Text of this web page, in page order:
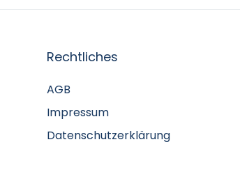
Rechtliches
AGB
Impressum
Datenschutzerklärung